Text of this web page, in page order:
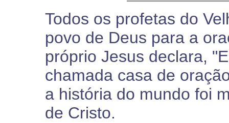
Todos os profetas do
povo de Deus para a
próprio Jesus declara,
chamada casa de
a história do mundo foi
de Cristo.